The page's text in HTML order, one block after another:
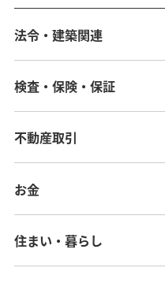
法令・建築関連
検査・保険・保証
不動産取引
お金
住まい・暮らし